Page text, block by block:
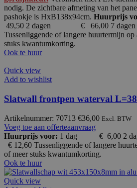
nodig. De zichtbare afmeting van het
pashokje is HxB138x94cm. Huurprijs
49,50 2 dagen € 66,00 7
Tussenliggende of langere huurtermijn
stuks kwantumkorting.
Ook te huur
Quick view
Add to wishlist
Slatwall frontpen waterval
Artikelnummer: 70713 €36,00 Excl. BTW
Voeg toe aan offerteaanvraag
Huurprijs voor: 1 dag € 6,00 2
€ 12,60 Tussenliggende of langere
of meer stuks kwantumkorting.
Ook te huur
Quick view